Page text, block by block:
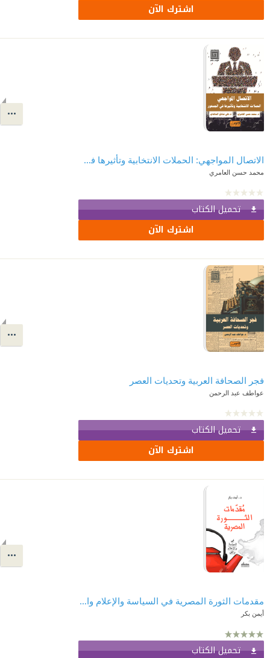
اشترك الآن
الاتصال المواجهي: الحملات الانتخابية وتأثيرها في الجمهور
محمد حسن العامري
تحميل الكتاب
اشترك الآن
فجر الصحافة العربية وتحديات العصر
عواطف عبد الرحمن
تحميل الكتاب
اشترك الآن
مقدمات الثورة المصرية في السياسة والإعلام والفن
أيمن بكر
تحميل الكتاب